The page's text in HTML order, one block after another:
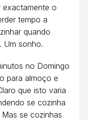
exactamente o
tempo a
quando
Um sonho.
no Domingo
para almoço e
que isto varia
se cozinha
se cozinhas